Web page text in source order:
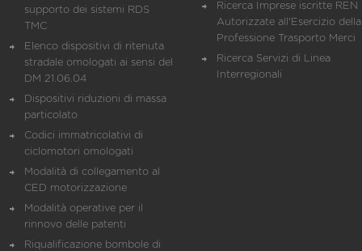
supporto dei sistemi RDS
TMC
Elenco dispositivi di ritenuta
stradale omologati ai sensi del
DM 21.06.04
Dispositivi riduzioni di massa
particolato
Codici immatricolativi di
ciclomotori omologati
Modalità di collegamento al
CED motorizzazione
Modalità operative per il
rinnovo delle patenti
Riqualificazione bombole di
Ricerca Imprese iscritte REN
Autorizzate all'Esercizio della
Professione Trasporto Merci
Ricerca Servizi di Linea
Interregionali